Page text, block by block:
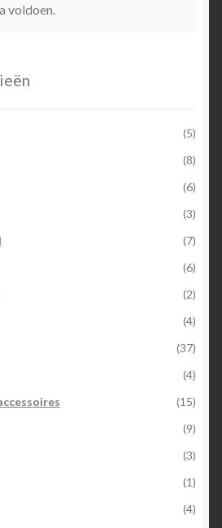
voldoen.
(5)
(8)
(6)
(3)
(7)
(6)
(2)
(4)
(37)
(4)
(15)
(9)
(3)
(1)
(4)